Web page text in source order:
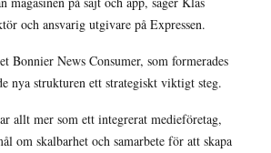
och ansvarig utgivare på Expressen.
Bonnier News Consumer, som formerades
nya strukturen ett strategiskt viktigt steg.
allt mer som ett integrerat medieföretag,
om skalbarhet och samarbete för att skapa